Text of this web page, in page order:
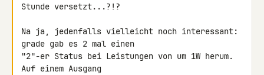
Stunde versetzt...?!?
Na ja, jedenfalls vielleicht noch interessant:
grade gab es 2 mal einen
"2"-er Status bei Leistungen von um 1W herum.
Auf einem Ausgang